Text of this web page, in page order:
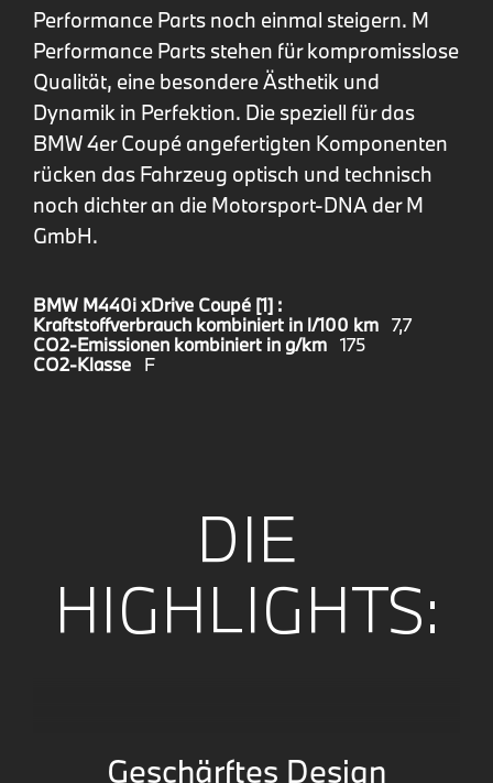
Performance Parts noch einmal steigern. M
Performance Parts stehen für kompromisslose
Qualität, eine besondere Ästhetik und
Dynamik in Perfektion. Die speziell für das
BMW 4er Coupé angefertigten Komponenten
rücken das Fahrzeug optisch und technisch
noch dichter an die Motorsport-DNA der M
GmbH.
BMW M440i xDrive Coupé [1] :
Kraftstoffverbrauch kombiniert in l/100 km 7,7
CO2-Emissionen kombiniert in g/km 175
CO2-Klasse
F
DIE
HIGHLIGHTS:
Geschärftes Design